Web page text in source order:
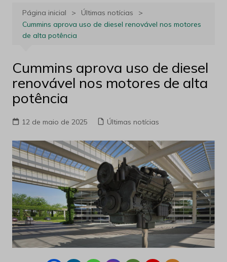
Página inicial
Últimas notícias
Cummins aprova uso de diesel renovável nos motores
de alta potência
Cummins aprova uso de diesel
renovável nos motores de alta
potência
12 de maio de 2025 Últimas notícias